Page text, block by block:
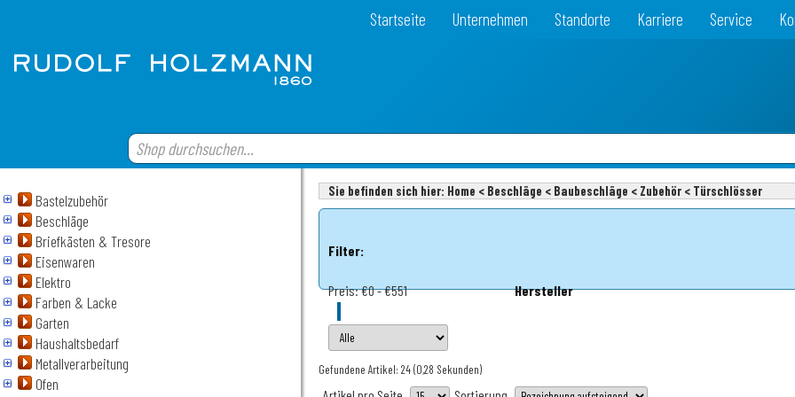
Startseite Unternehmen Standorte Karriere Service
Bastelzubehör
Beschläge
Briefkästen & Tresore
Eisenwaren
Elektro
Farben & Lacke
Garten
Haushaltsbedarf
Metallverarbeitung
Ofen
Sie befinden sich hier: Home < Beschläge < Baubeschläge < Zubehör < Türschlösser
Filter:
Preis:€0 - €551 Hersteller
Gefundene Artikel: 24(0,28 Sekunden)